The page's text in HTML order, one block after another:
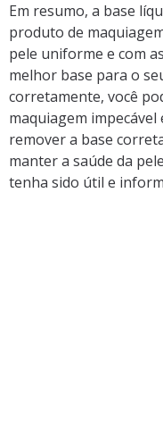
Em resumo, a base
produto de
pele uniforme e com
melhor base para o
corretamente, você
maquiagem
remover a base
manter a saúde da
tenha sido útil e